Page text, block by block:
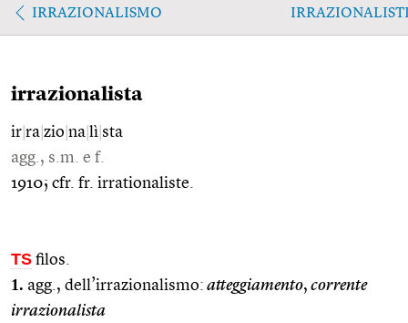
IRRAZIONALISMO
irrazionalista
ir ra zio na lì sta
agg., s.m. e f.
1910; cfr. fr. irrationaliste.
TS filos.
1. agg., dell’irrazionalismo: atteggiamento, corrente
irrazionalista